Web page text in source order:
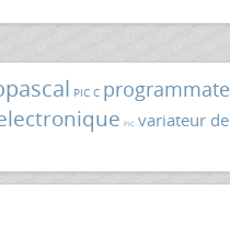
PIC C
PIC variateur